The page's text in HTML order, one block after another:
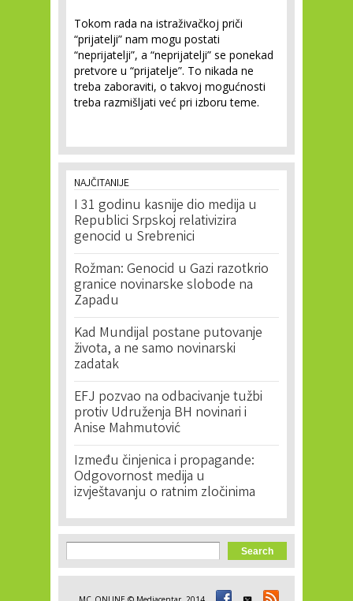
Tokom rada na istraživačkoj priči
“prijatelji” nam mogu postati
“neprijatelji”, a “neprijatelji” se ponekad
pretvore u “prijatelje”. To nikada ne
treba zaboraviti, o takvoj mogućnosti
treba razmišljati već pri izboru teme.
NAJČITANIJE
I 31 godinu kasnije dio medija u
Republici Srpskoj relativizira
genocid u Srebrenici
Rožman: Genocid u Gazi razotkrio
granice novinarske slobode na
Zapadu
Kad Mundijal postane putovanje
života, a ne samo novinarski
zadatak
EFJ pozvao na odbacivanje tužbi
protiv Udruženja BH novinari i
Anise Mahmutović
Između činjenica i propagande:
Odgovornost medija u
izvještavanju o ratnim zločinima
Search form
Search